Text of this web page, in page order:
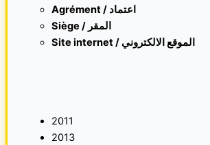
Agrément / اعتماد
Siège / المقر
Site internet / الموقع الالكتروني
2011
2013